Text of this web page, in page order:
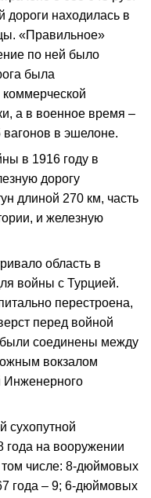
дороги находилась в
«Правильное»
по ней было
была
а в военное время –
вагонов в эшелоне.
в 1916 году в
дорогу
длиной 270 км, часть
и железную
область в
войны с Турцией.
перестроена,
перед войной
соединены между
вокзалом
Инженерного
сухопутной
года на вооружении
том числе: 8-дюймовых
года – 9; 6-дюймовых